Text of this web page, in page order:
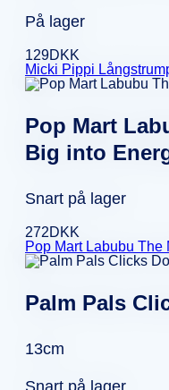
På lager
129DKK
Micki Pippi
Pop Mart
Big into
Snart på lager
272DKK
Pop Mart Labubu
Palm Pals
13cm